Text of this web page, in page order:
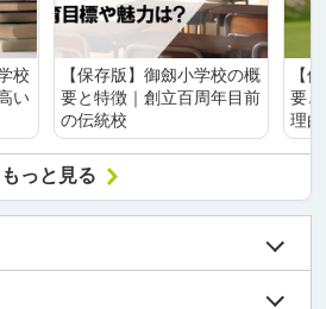
校
い
【保存版】御劔小学校の概
要と特徴｜創立百周年目前
の伝統校
【
要
理
もっと見る